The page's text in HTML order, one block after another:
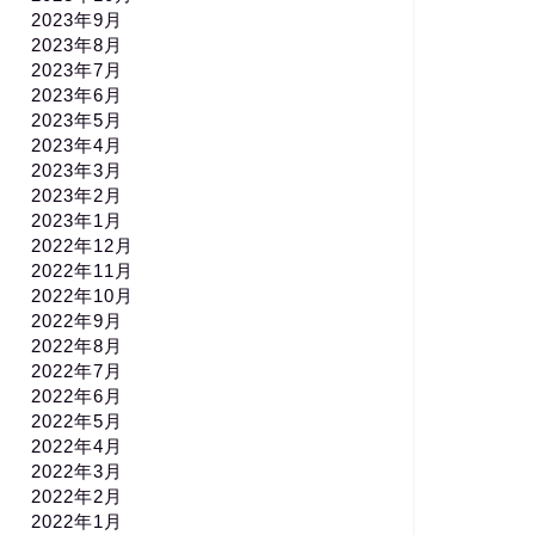
2023年9月
2023年8月
2023年7月
2023年6月
2023年5月
2023年4月
2023年3月
2023年2月
2023年1月
2022年12月
2022年11月
2022年10月
2022年9月
2022年8月
2022年7月
2022年6月
2022年5月
2022年4月
2022年3月
2022年2月
2022年1月